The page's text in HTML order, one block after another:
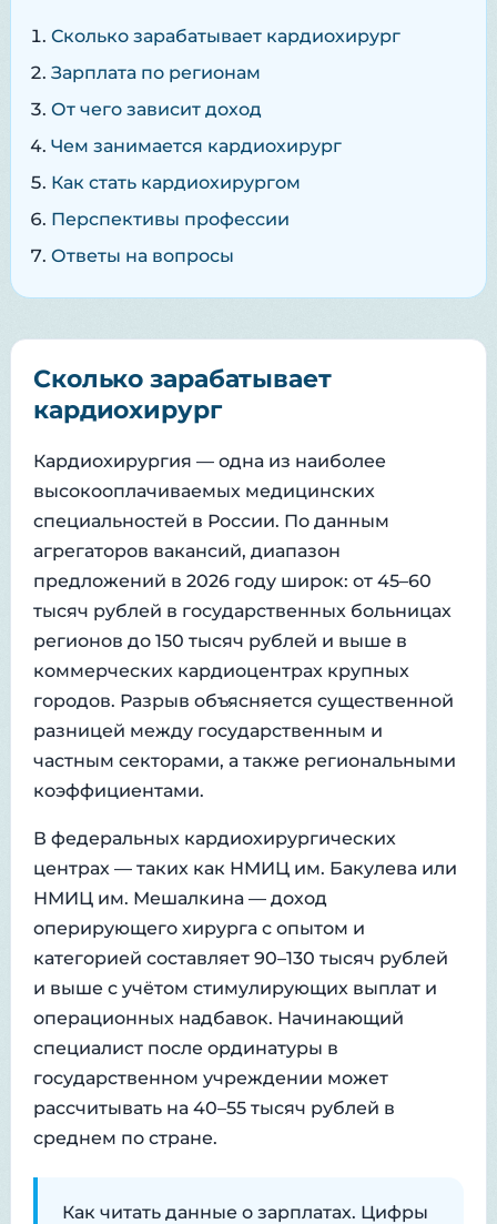
Сколько зарабатывает кардиохирург
Зарплата по регионам
От чего зависит доход
Чем занимается кардиохирург
Как стать кардиохирургом
Перспективы профессии
Ответы на вопросы
Сколько зарабатывает
кардиохирург
Кардиохирургия — одна из наиболее
высокооплачиваемых медицинских
специальностей в России. По данным
агрегаторов вакансий, диапазон
предложений в 2026 году широк: от 45–60
тысяч рублей в государственных больницах
регионов до 150 тысяч рублей и выше в
коммерческих кардиоцентрах крупных
городов. Разрыв объясняется существенной
разницей между государственным и
частным секторами, а также региональными
коэффициентами.
В федеральных кардиохирургических
центрах — таких как НМИЦ им. Бакулева или
НМИЦ им. Мешалкина — доход
оперирующего хирурга с опытом и
категорией составляет 90–130 тысяч рублей
и выше с учётом стимулирующих выплат и
операционных надбавок. Начинающий
специалист после ординатуры в
государственном учреждении может
рассчитывать на 40–55 тысяч рублей в
среднем по стране.
Как читать данные о зарплатах. Цифры